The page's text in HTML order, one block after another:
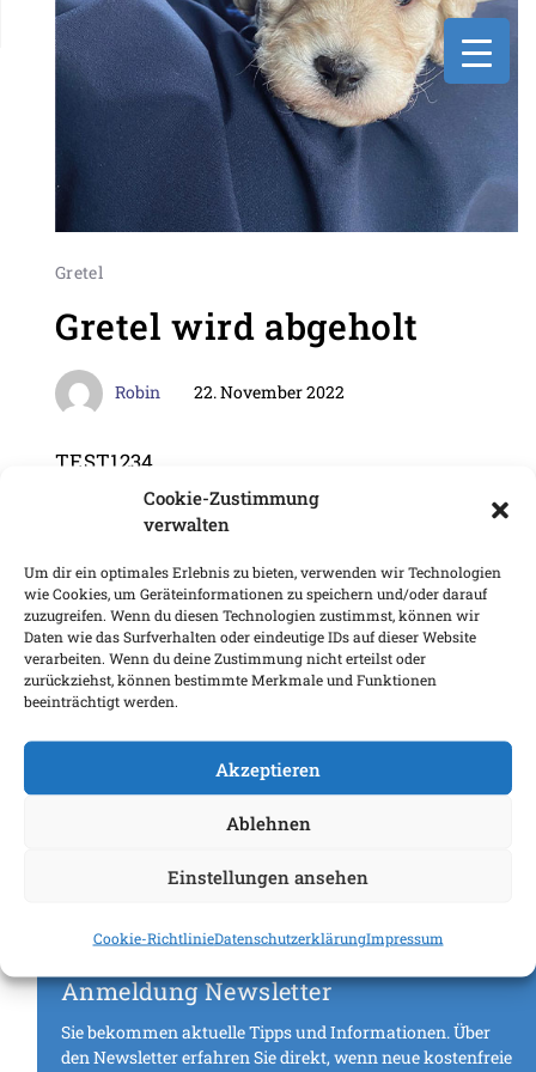
Cookie-Zustimmung
verwalten
Um dir ein optimales Erlebnis zu bieten, verwenden wir Technologien
wie Cookies, um Geräteinformationen zu speichern und/oder darauf
zuzugreifen. Wenn du diesen Technologien zustimmst, können wir
Daten wie das Surfverhalten oder eindeutige IDs auf dieser Website
verarbeiten. Wenn du deine Zustimmung nicht erteilst oder
zurückziehst, können bestimmte Merkmale und Funktionen
beeinträchtigt werden.
Akzeptieren
Ablehnen
Einstellungen ansehen
Cookie-RichtlinieDatenschutzerklärungImpressum
Gretel
Gretel wird abgeholt
Robin 22. November 2022
TEST1234
Anmeldung Newsletter
Sie bekommen aktuelle Tipps und Informationen. Über
den Newsletter erfahren Sie direkt, wenn neue kostenfreie